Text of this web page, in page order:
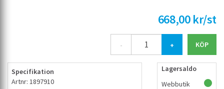
668,00 kr/st
- +
Specifikation
Artnr: 1897910
Lagersaldo
Webbutik